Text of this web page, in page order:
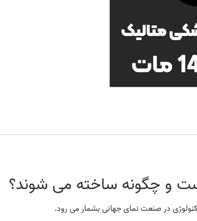
در صنعت نمای جهانی بشمار می رود.